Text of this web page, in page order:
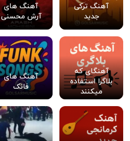
آهنگ ترکی
جدید
آهنگ های
آرش محسنی
آهنگای که
بلاگرا استفاده
میکنند
آهنگ های
فانک